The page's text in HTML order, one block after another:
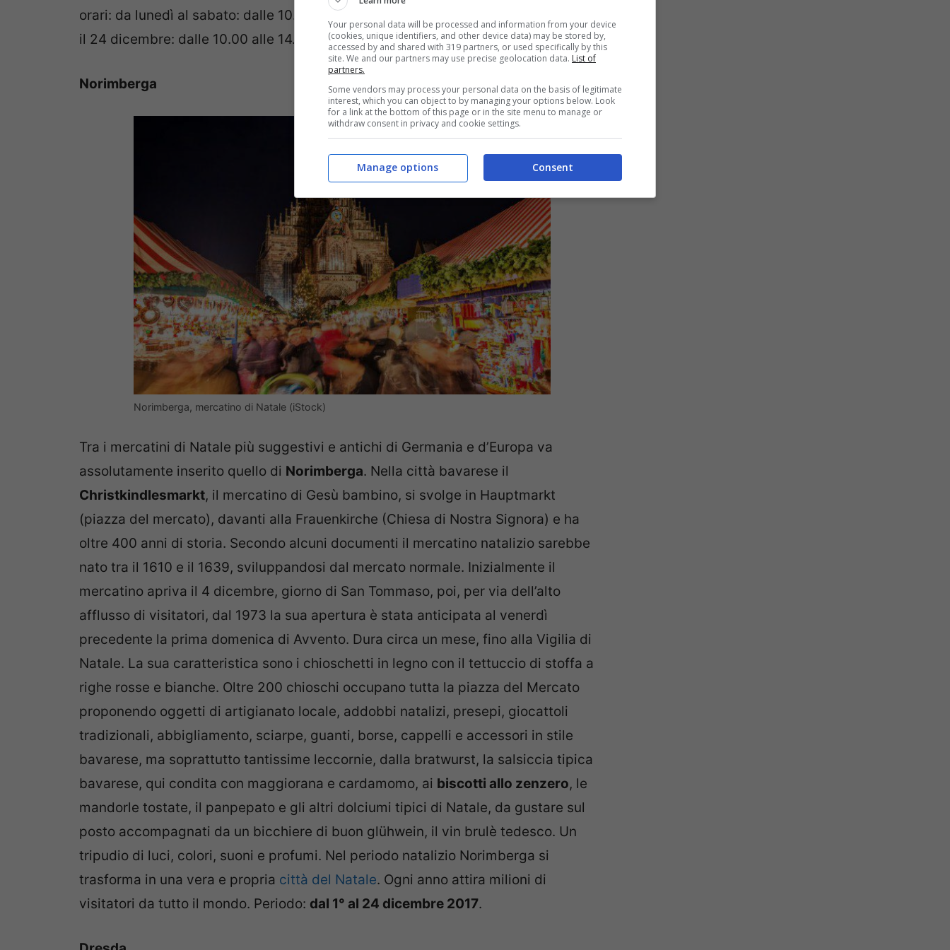
orari: da lunedì al sabato: dalle 10.00 alle 21.00; domenica: dalle 10.00 alle 20.00;
il 24 dicembre: dalle 10.00 alle 14.00.
Norimberga
Norimberga, mercatino di Natale (iStock)
Tra i mercatini di Natale più suggestivi e antichi di Germania e d’Europa va
assolutamente inserito quello di Norimberga. Nella città bavarese il
Christkindlesmarkt, il mercatino di Gesù bambino, si svolge in Hauptmarkt
(piazza del mercato), davanti alla Frauenkirche (Chiesa di Nostra Signora) e ha
oltre 400 anni di storia. Secondo alcuni documenti il mercatino natalizio sarebbe
nato tra il 1610 e il 1639, sviluppandosi dal mercato normale. Inizialmente il
mercatino apriva il 4 dicembre, giorno di San Tommaso, poi, per via dell’alto
afflusso di visitatori, dal 1973 la sua apertura è stata anticipata al venerdì
precedente la prima domenica di Avvento. Dura circa un mese, fino alla Vigilia di
Natale. La sua caratteristica sono i chioschetti in legno con il tettuccio di stoffa a
righe rosse e bianche. Oltre 200 chioschi occupano tutta la piazza del Mercato
proponendo oggetti di artigianato locale, addobbi natalizi, presepi, giocattoli
tradizionali, abbigliamento, sciarpe, guanti, borse, cappelli e accessori in stile
bavarese, ma soprattutto tantissime leccornie, dalla bratwurst, la salsiccia tipica
bavarese, qui condita con maggiorana e cardamomo, ai biscotti allo zenzero, le
mandorle tostate, il panpepato e gli altri dolciumi tipici di Natale, da gustare sul
posto accompagnati da un bicchiere di buon glühwein, il vin brulè tedesco. Un
tripudio di luci, colori, suoni e profumi. Nel periodo natalizio Norimberga si
trasforma in una vera e propria città del Natale. Ogni anno attira milioni di
visitatori da tutto il mondo. Periodo: dal 1° al 24 dicembre 2017.
Your personal data will be processed and information from your device
(cookies, unique identifiers, and other device data) may be stored by,
accessed by and shared with 319 partners, or used specifically by this
site. We and our partners may use precise geolocation data. List of
partners.
Some vendors may process your personal data on the basis of legitimate
interest, which you can object to by managing your options below. Look
for a link at the bottom of this page or in the site menu to manage or
withdraw consent in privacy and cookie settings.
Consent
Manage options